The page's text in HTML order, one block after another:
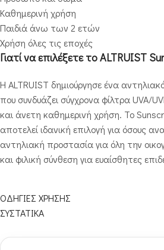
Καθημερινή χρήση
Παιδιά άνω των 2 ετών
Χρήση όλες τις εποχές
Γιατί να επιλέξετε το ALTRUIST
Η ALTRUIST δημιούργησε ένα
που συνδυάζει σύγχρονα φίλτρα UVA/
και άνετη καθημερινή χρήση. Το
αποτελεί ιδανική επιλογή για όσους
αντηλιακή προστασία για όλη την
και φιλική σύνθεση για ευαίσθητες
ΟΔΗΓΙΕΣ ΧΡΗΣΗΣ
ΣΥΣΤΑΤΙΚΑ